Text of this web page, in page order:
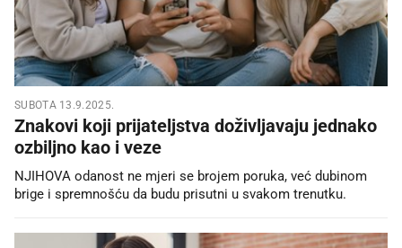
SUBOTA 13.9.2025.
Znakovi koji prijateljstva doživljavaju jednako
ozbiljno kao i veze
NJIHOVA odanost ne mjeri se brojem poruka, već dubinom
brige i spremnošću da budu prisutni u svakom trenutku.